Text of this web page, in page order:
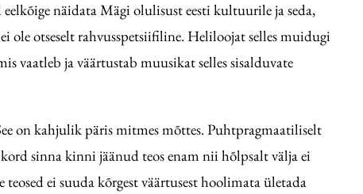
näidata Mägi olulisust eesti kultuurile ja seda,
otseselt rahvusspetsiifiline. Heliloojat selles muidugi
vaatleb ja väärtustab muusikat selles sisalduvate
on kahjulik päris mitmes mõttes. Puhtpragmaatiliselt
sinna kinni jäänud teos enam nii hõlpsalt välja ei
ei suuda kõrgest väärtusest hoolimata ületada